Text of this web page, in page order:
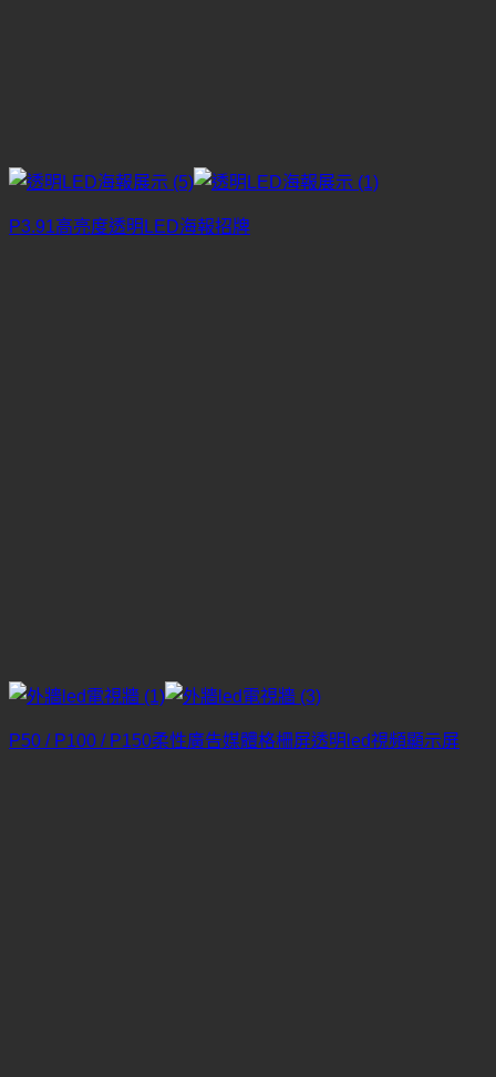
P3.91高亮度透明LED海報招牌
P50 / P100 / P150柔性廣告媒體格柵屏透明led視頻顯示屏